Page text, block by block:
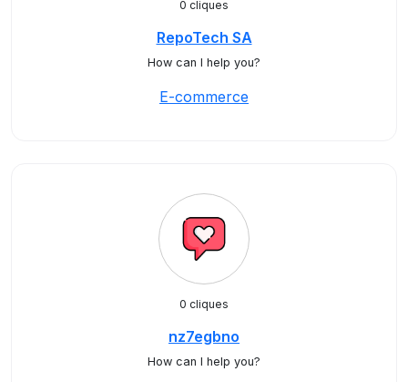
0 cliques
RepoTech SA
How can I help you?
E-commerce
0 cliques
nz7egbno
How can I help you?